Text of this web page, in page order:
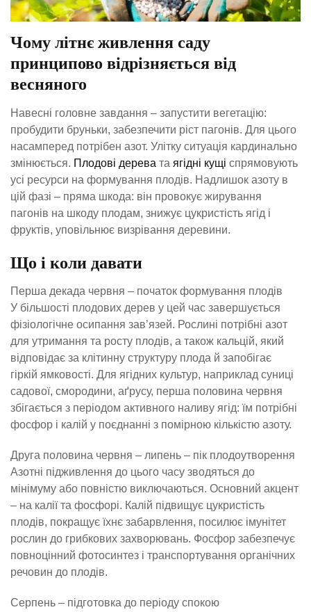
Чому літнє живлення саду
принципово відрізняється від
весняного
Навесні головне завдання – запустити вегетацію:
пробудити бруньки, забезпечити ріст пагонів. Для цього
насамперед потрібен азот. Улітку ситуація кардинально
змінюється. Плодові дерева та ягідні кущі спрямовують
усі ресурси на формування плодів. Надлишок азоту в
цій фазі – пряма шкода: він провокує жирування
пагонів на шкоду плодам, знижує цукристість ягід і
фруктів, уповільнює визрівання деревини.
Що і коли давати
Перша декада червня – початок формування плодів
У більшості плодових дерев у цей час завершується
фізіологічне осипання зав’язей. Рослині потрібні азот
для утримання та росту плодів, а також кальцій, який
відповідає за клітинну структуру плода й запобігає
гіркій ямковості. Для ягідних культур, наприклад суниці
садової, смородини, аґрусу, перша половина червня
збігається з періодом активного наливу ягід: їм потрібні
фосфор і калій у поєднанні з помірною кількістю азоту.
Друга половина червня – липень – пік плодоутворення
Азотні підживлення до цього часу зводяться до
мінімуму або повністю виключаються. Основний акцент
– на калії та фосфорі. Калій підвищує цукристість
плодів, покращує їхнє забарвлення, посилює імунітет
рослин до грибкових захворювань. Фосфор забезпечує
повноцінний фотосинтез і транспортування органічних
речовин до плодів.
Серпень – підготовка до періоду спокою